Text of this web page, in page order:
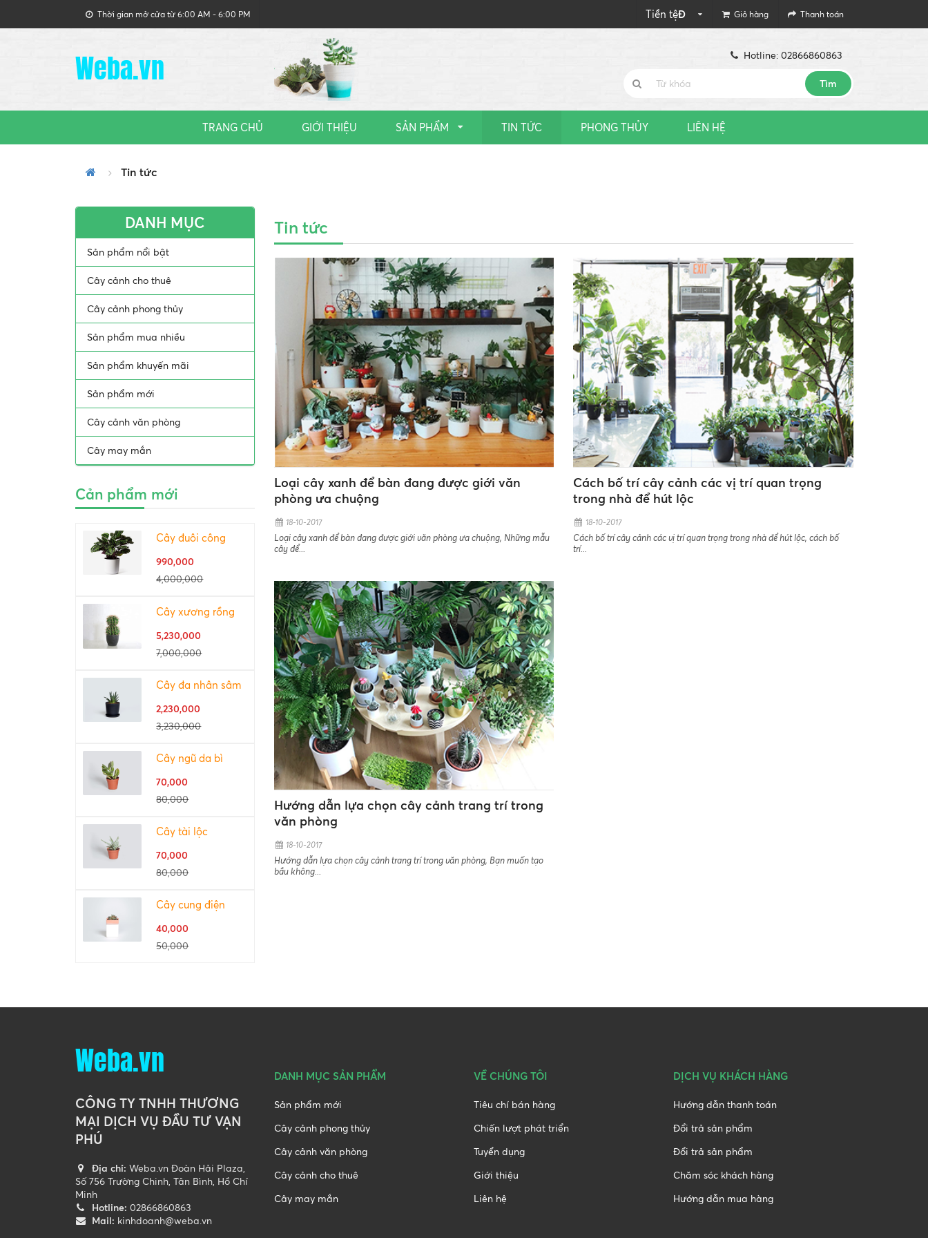
Thời gian mở cửa từ 6:00 AM - 6:00 PM Đ
Tiền tệ Giỏ hàng Thanh toán
Weba.vn Hotline: 02866860863
Tìm
TRANG CHỦ GIỚI THIỆU SẢN PHẨM TIN TỨC PHONG THỦY LIÊN HỆ
Tin tức
DANH MỤC
Sản phẩm nổi bật
Cây cảnh cho thuê
Cây cảnh phong thủy
Sản phẩm mua nhiều
Sản phẩm khuyến mãi
Sản phẩm mới
Cây cảnh văn phòng
Cây may mắn
Cản phẩm mới
Cây đuôi công
990,000
4,000,000
Cây xương rồng
5,230,000
7,000,000
Cây đa nhân sâm
2,230,000
3,230,000
Cây ngũ da bì
70,000
80,000
Cây tài lộc
70,000
80,000
Cây cung điện
40,000
50,000
Tin tức
Loại cây xanh để bàn đang được giới văn
phòng ưa chuộng
18-10-2017
Loại cây xanh để bàn đang được giới văn phòng ưa chuộng, Những mẫu
cây để...
Cách bố trí cây cảnh các vị trí quan trọng
trong nhà để hút lộc
18-10-2017
Cách bố trí cây cảnh các vị trí quan trọng trong nhà để hút lộc, cách bố
trí...
Hướng dẫn lựa chọn cây cảnh trang trí trong
văn phòng
18-10-2017
Hướng dẫn lựa chọn cây cảnh trang trí trong văn phòng, Bạn muốn tạo
bầu không...
Weba.vn
CÔNG TY TNHH THƯƠNG
MẠI DỊCH VỤ ĐẦU TƯ VẠN
PHÚ
Địa chỉ: Weba.vn Đoàn Hải Plaza,
Số 756 Trường Chinh, Tân Bình, Hồ Chí
Minh
Hotline: 02866860863
Mail: kinhdoanh@weba.vn
DANH MỤC SẢN PHẨM
Sản phẩm mới
Cây cảnh phong thủy
Cây cảnh văn phòng
Cây cảnh cho thuê
Cây may mắn
VỀ CHÚNG TÔI
Tiêu chí bán hàng
Chiến lượt phát triển
Tuyển dụng
Giới thiệu
Liên hệ
DỊCH VỤ KHÁCH HÀNG
Hướng dẫn thanh toán
Đổi trả sản phẩm
Đổi trả sản phẩm
Chăm sóc khách hàng
Hướng dẫn mua hàng